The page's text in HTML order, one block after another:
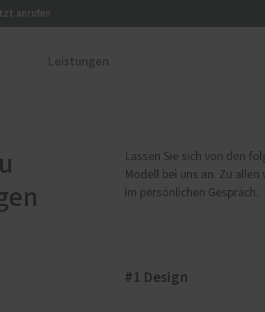
anrufen
Leistungen
Holz-Aluminium
und Denkmal
Hebe-Schiebe-
Lassen Sie sich von den
Modell bei uns an. Zu
im persönlichen Gespräch.
#1 Design